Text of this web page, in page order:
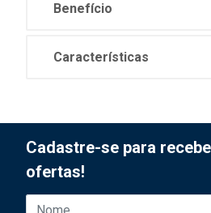
Benefício
Características
Cadastre-se para
ofertas!